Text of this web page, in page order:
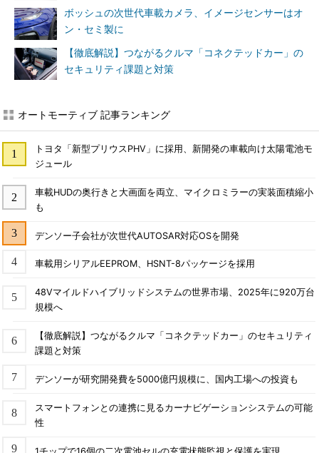
ボッシュの次世代車載カメラ、イメージセンサーはオ
ン・セミ製に
【徹底解説】つながるクルマ「コネクテッドカー」の
セキュリティ課題と対策
オートモーティブ 記事ランキング
トヨタ「新型プリウスPHV」に採用、新開発の車載向け太陽電池モ
ジュール
車載HUDの奥行きと大画面を両立、マイクロミラーの実装面積縮小
も
デンソー子会社が次世代AUTOSAR対応OSを開発
車載用シリアルEEPROM、HSNT-8パッケージを採用
48Vマイルドハイブリッドシステムの世界市場、2025年に920万台
規模へ
【徹底解説】つながるクルマ「コネクテッドカー」のセキュリティ
課題と対策
デンソーが研究開発費を5000億円規模に、国内工場への投資も
スマートフォンとの連携に見るカーナビゲーションシステムの可能
性